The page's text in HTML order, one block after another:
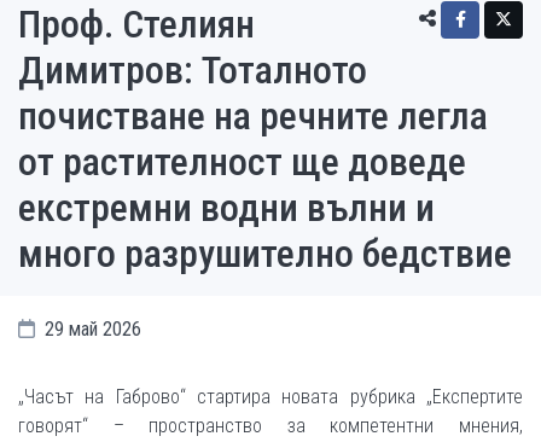
Проф. Стелиян
Димитров: Тоталното
почистване на речните легла
от растителност ще доведе
екстремни водни вълни и
много разрушително бедствие
29 май 2026
„Часът на Габрово“ стартира новата рубрика „Експертите
говорят“ – пространство за компетентни мнения,